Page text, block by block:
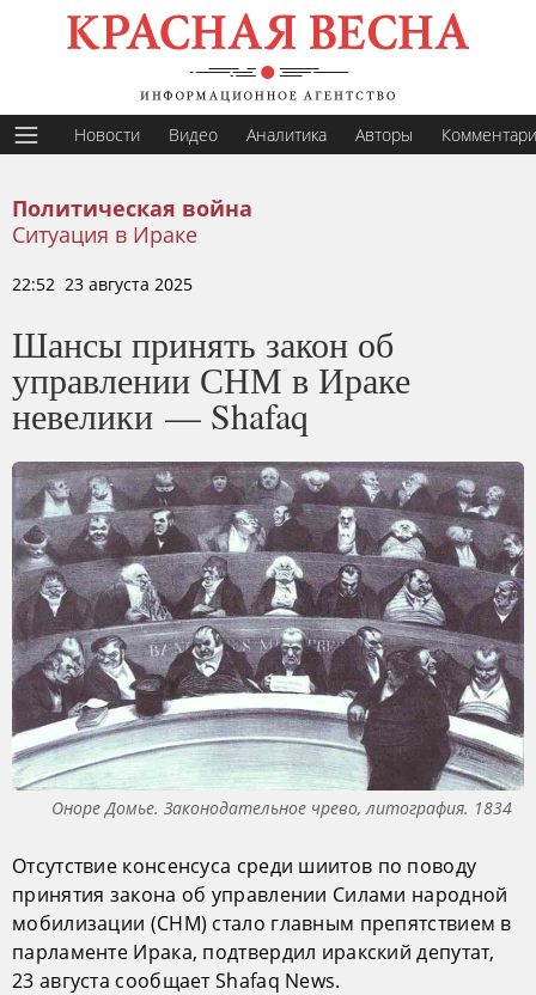
Новости Видео Аналитика Авторы
Политическая война
Ситуация в Ираке
22:52 23 августа 2025
Шансы принять закон об
управлении СНМ в Ираке
невелики — Shafaq
Оноре Домье. Законодательное чрево, литография. 1834
Отсутствие консенсуса среди шиитов по поводу
принятия закона об управлении Силами народной
мобилизации (СНМ) стало главным препятствием в
парламенте Ирака, подтвердил иракский депутат,
23 августа сообщает Shafaq News.